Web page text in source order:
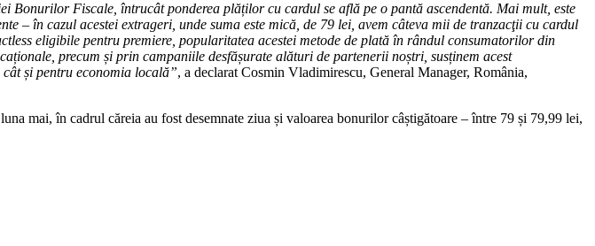
Bonurilor Fiscale, întrucât ponderea plăților cu cardul se află pe o pantă ascendentă. Mai mult, este
– în cazul acestei extrageri, unde suma este mică, de 79 lei, avem câteva mii de tranzacţii cu cardul
eligibile pentru premiere, popularitatea acestei metode de plată în rândul consumatorilor din
precum și prin campaniile desfășurate alături de partenerii noștri, susținem acest
și pentru economia locală”, a declarat Cosmin Vladimirescu, General Manager, România,
mai, în cadrul căreia au fost desemnate ziua și valoarea bonurilor câștigătoare – între 79 și 79,99 lei,